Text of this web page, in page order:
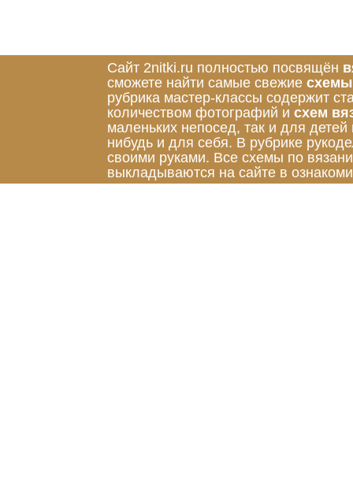
Сайт 2nitki.ru полностью посвящён
сможете найти самые свежие схемы
рубрика мастер-классы содержит
количеством фотографий и схем
маленьких непосед, так и для
нибудь и для себя. В рубрике
своими руками. Все схемы по
выкладываются на сайте в